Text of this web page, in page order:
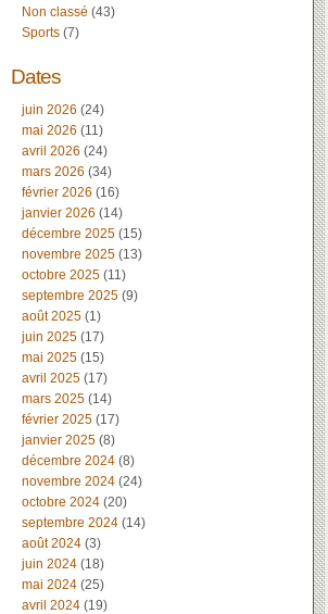
Non classé (43)
Sports (7)
Dates
juin 2026 (24)
mai 2026 (11)
avril 2026 (24)
mars 2026 (34)
février 2026 (16)
janvier 2026 (14)
décembre 2025 (15)
novembre 2025 (13)
octobre 2025 (11)
septembre 2025 (9)
août 2025 (1)
juin 2025 (17)
mai 2025 (15)
avril 2025 (17)
mars 2025 (14)
février 2025 (17)
janvier 2025 (8)
décembre 2024 (8)
novembre 2024 (24)
octobre 2024 (20)
septembre 2024 (14)
août 2024 (3)
juin 2024 (18)
mai 2024 (25)
avril 2024 (19)